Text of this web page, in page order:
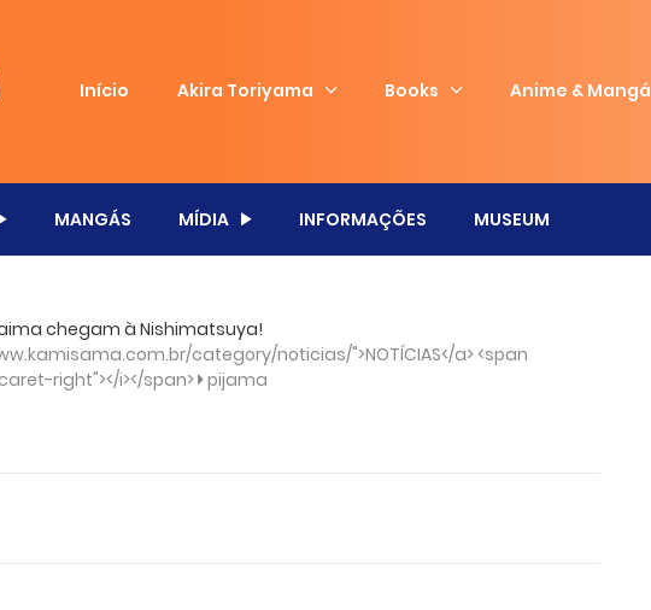
Início Akira Toriyama Books Anime & Mangá
MANGÁS MÍDIA INFORMAÇÕES MUSEUM
chegam à Nishimatsuya!
category/noticias/">NOTÍCIAS</a> <span
right"></i></span> pijama